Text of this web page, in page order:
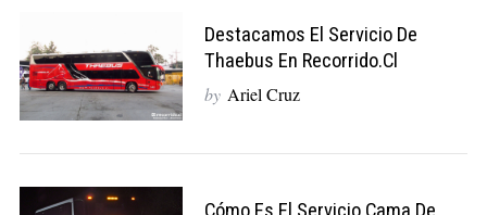
Destacamos El Servicio De
Thaebus En Recorrido.cl
by Ariel Cruz
Cómo Es El Servicio Cama De